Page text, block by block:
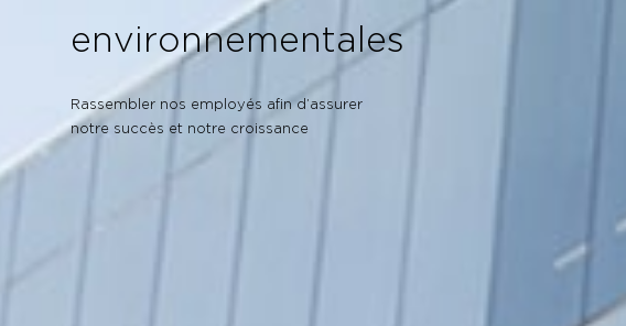
environnementales
Rassembler nos employés afin d’assurer
notre succès et notre croissance